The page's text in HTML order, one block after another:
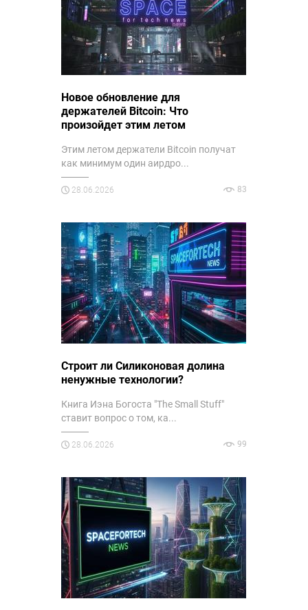
Новое обновление для
держателей Bitcoin: Что
произойдет этим летом
Этим летом держатели Bitcoin получат
как минимум один аирдро...
28.06.2026 83
Строит ли Силиконовая долина
ненужные технологии?
Книга Иэна Богоста "The Small Stuff"
ставит вопрос о том, ка...
28.06.2026 99